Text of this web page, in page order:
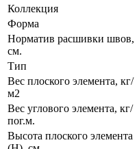
Коллекция
Форма
Норматив расшивки швов,
см.
Тип
Вес плоского элемента, кг/
м2
Вес углового элемента, кг/
пог.м.
Высота плоского элемента